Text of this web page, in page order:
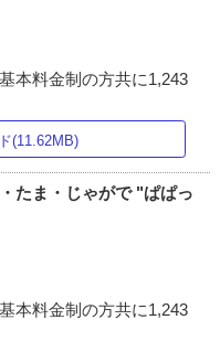
本料金制の方共に1,243
(11.62MB)
たま・じゃがで "ぱぱっ
本料金制の方共に1,243